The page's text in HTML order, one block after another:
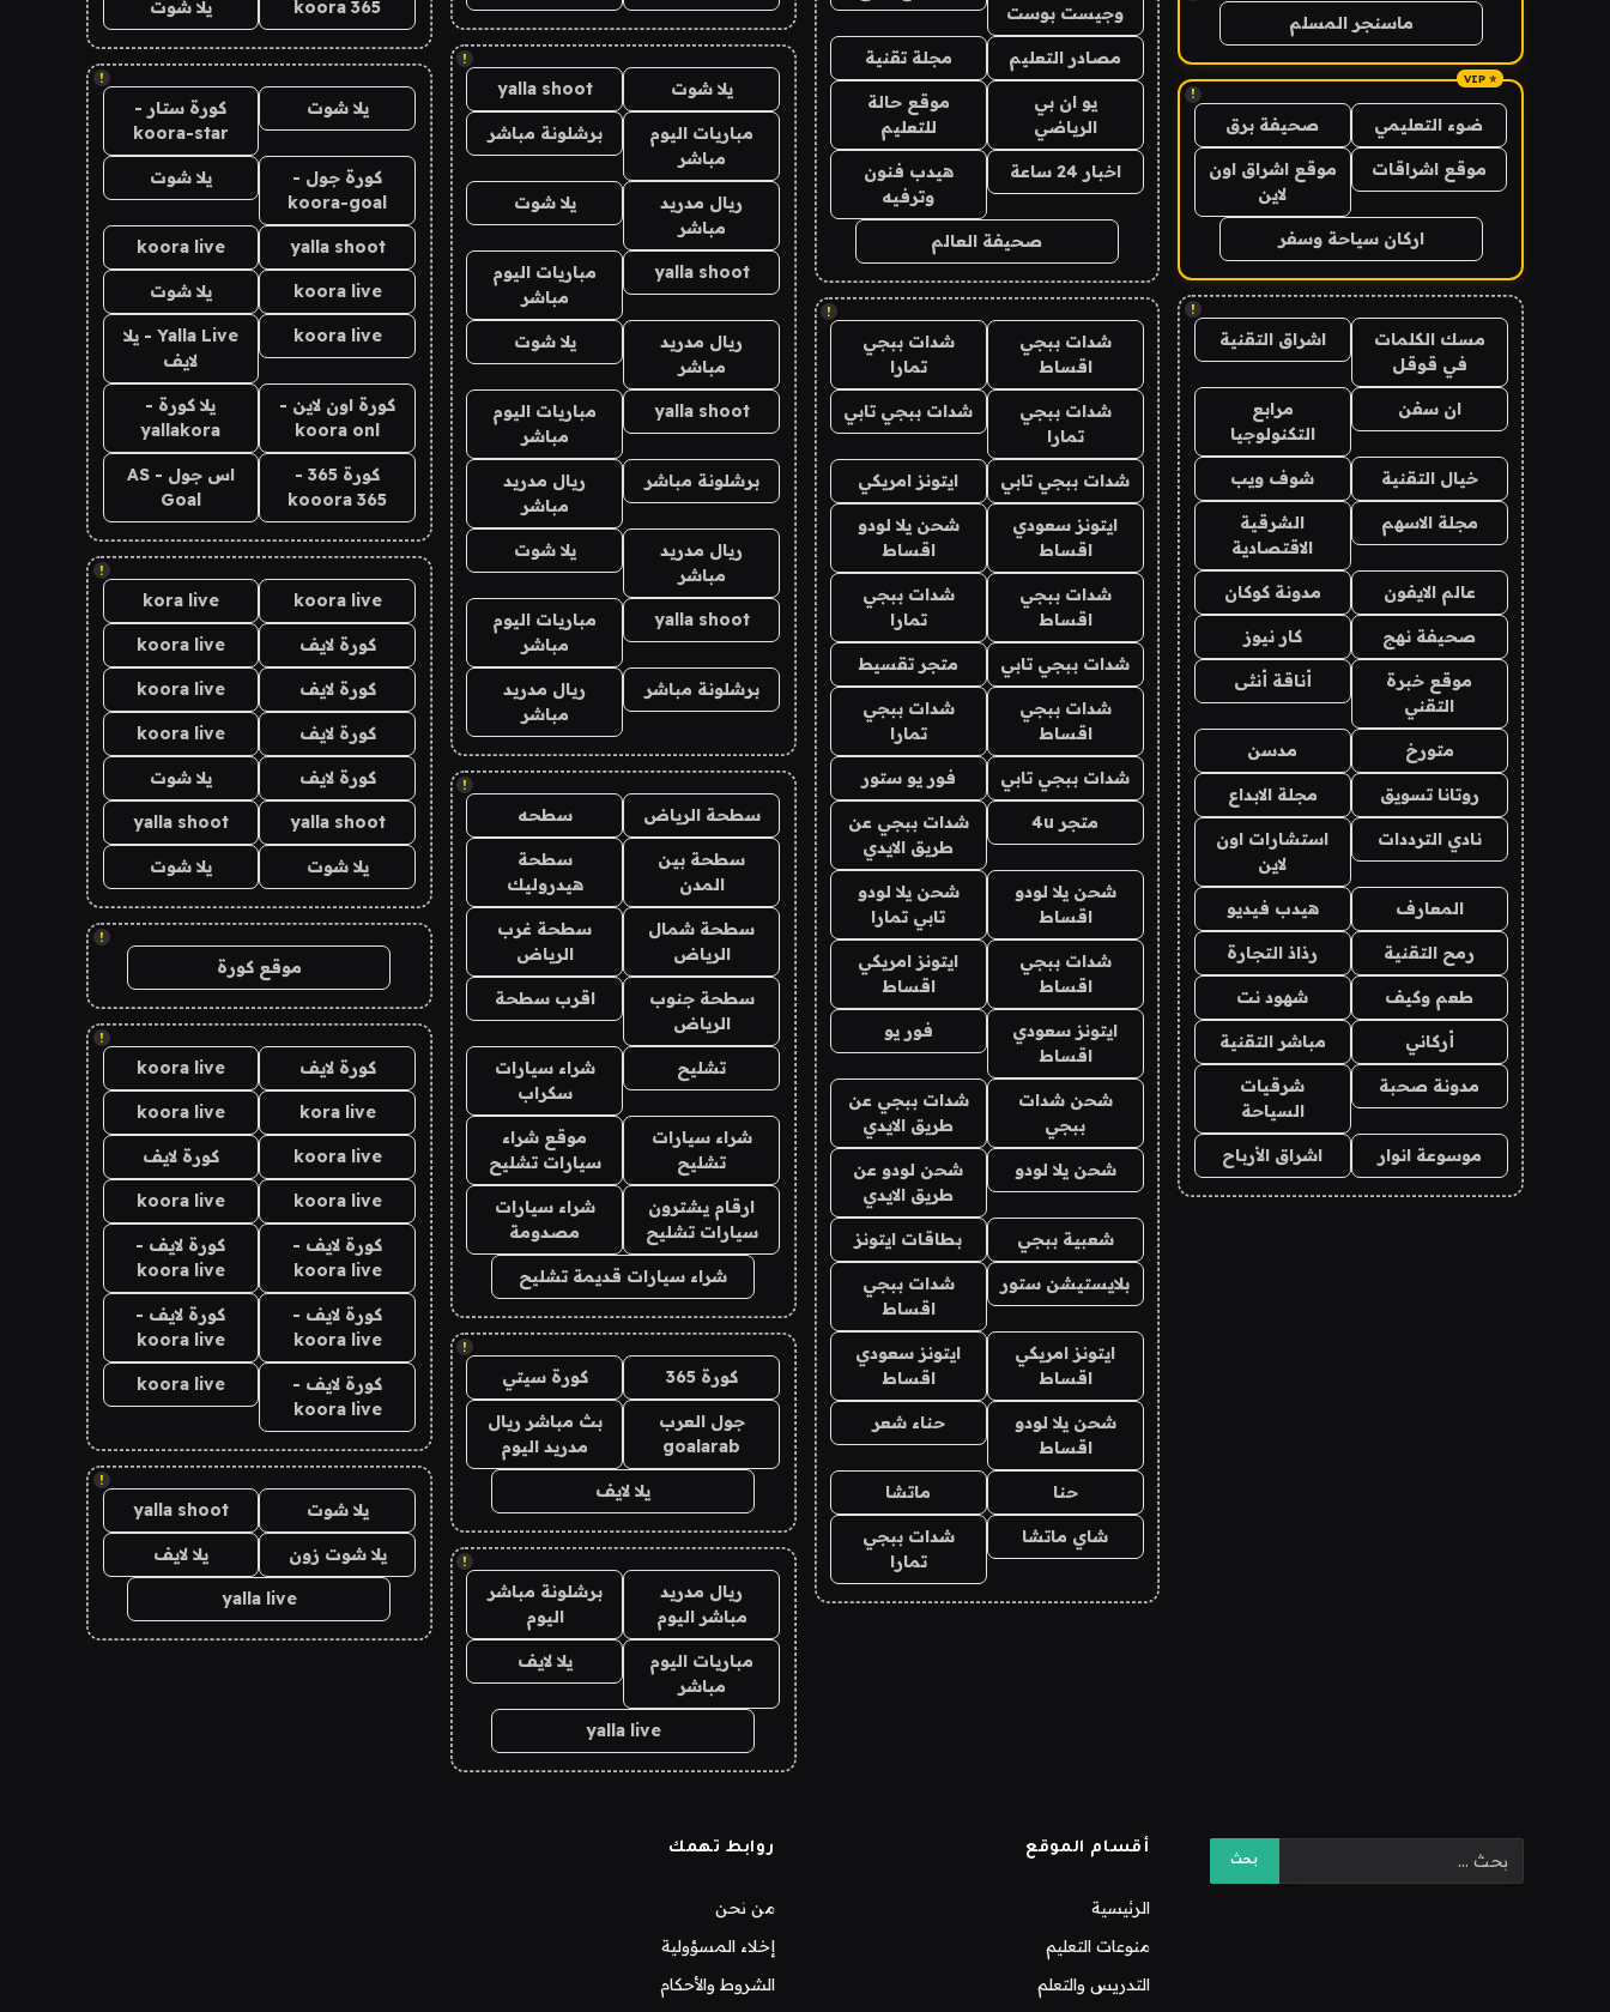
ماسنجر المسلم
!
ضوء التعليمي صحيفة برق
موقع اشراقات
موقع اشراق اون
لاين
اركان سياحة وسفر
!
مسك الكلمات
في قوقل
اشراق التقنية
ان سفن
مرابع
التكنولوجيا
خيال التقنية شوف ويب
مجلة الاسهم
الشرقية
الاقتصادية
عالم الايفون مدونة كوكان
صحيفة نهج كار نيوز
موقع خبرة
التقني
أناقة أنثى
متورخ مدسن
روتانا تسويق مجلة الابداع
نادي الترددات
استشارات اون
لاين
المعارف هيدب فيديو
رمح التقنية رذاذ التجارة
طعم وكيف شهود نت
أركاني مباشر التقنية
مدونة صحبة
شرقيات
السياحة
موسوعة انوار اشراق الأرباح
وجيست بوست
مصادر التعليم مجلة تقنية
يو ان بي
الرياضي
موقع حالة
للتعليم
اخبار 24 ساعة
هيدب فنون
وترفيه
صحيفة العالم
!
شدات ببجي
اقساط
شدات ببجي
تمارا
شدات ببجي
تمارا
شدات ببجي تابي
شدات ببجي تابي ايتونز امريكي
ايتونز سعودي
اقساط
شحن يلا لودو
اقساط
شدات ببجي
اقساط
شدات ببجي
تمارا
شدات ببجي تابي متجر تقسيط
شدات ببجي
اقساط
شدات ببجي
تمارا
شدات ببجي تابي فور يو ستور
متجر 4u
شدات ببجي عن
طريق الايدي
شحن يلا لودو
اقساط
شحن يلا لودو
تابي تمارا
شدات ببجي
اقساط
ايتونز امريكي
اقساط
ايتونز سعودي
اقساط
فور يو
شحن شدات
ببجي
شدات ببجي عن
طريق الايدي
شحن يلا لودو
شحن لودو عن
طريق الايدي
شعبية ببجي بطاقات ايتونز
بلايستيشن ستور
شدات ببجي
اقساط
ايتونز امريكي
اقساط
ايتونز سعودي
اقساط
شحن يلا لودو
اقساط
حناء شعر
حنا ماتشا
شاي ماتشا
شدات ببجي
تمارا
!
يلا شوت yalla shoot
مباريات اليوم
مباشر
برشلونة مباشر
ريال مدريد
مباشر
يلا شوت
yalla shoot
مباريات اليوم
مباشر
ريال مدريد
مباشر
يلا شوت
yalla shoot
مباريات اليوم
مباشر
برشلونة مباشر
ريال مدريد
مباشر
ريال مدريد
مباشر
يلا شوت
yalla shoot
مباريات اليوم
مباشر
برشلونة مباشر
ريال مدريد
مباشر
!
سطحة الرياض سطحه
سطحة بين
المدن
سطحة
هيدروليك
سطحة شمال
الرياض
سطحة غرب
الرياض
سطحة جنوب
الرياض
اقرب سطحة
تشليح
شراء سيارات
سكراب
شراء سيارات
تشليح
موقع شراء
سيارات تشليح
ارقام يشترون
سيارات تشليح
شراء سيارات
مصدومة
شراء سيارات قديمة تشليح
!
كورة 365 كورة سيتي
جول العرب
goalarab
بث مباشر ريال
مدريد اليوم
يلا لايف
!
ريال مدريد
مباشر اليوم
برشلونة مباشر
اليوم
مباريات اليوم
مباشر
يلا لايف
yalla live
koora 365 يلا شوت
!
يلا شوت
كورة ستار -
koora-star
كورة جول -
koora-goal
يلا شوت
yalla shoot
koora live
koora live يلا شوت
koora live
Yalla Live - يلا
لايف
كورة اون لاين -
koora onl
يلا كورة -
yallakora
كورة 365 -
kooora 365
اس جول - AS
Goal
!
koora live
kora live
كورة لايف koora live
كورة لايف koora live
كورة لايف koora live
كورة لايف يلا شوت
yalla shoot
yalla shoot
يلا شوت يلا شوت
!
موقع كورة
!
كورة لايف koora live
kora live
koora live
koora live كورة لايف
koora live
koora live
كورة لايف -
koora live
كورة لايف -
koora live
كورة لايف -
koora live
كورة لايف -
koora live
كورة لايف -
koora live
koora live
!
يلا شوت yalla shoot
يلا شوت زون يلا لايف
yalla live
أقسام الموقع
الرئيسية
منوعات التعليم
التدريس والتعلم
روابط تهمك
من نحن
إخلاء المسؤولية
الشروط والأحكام